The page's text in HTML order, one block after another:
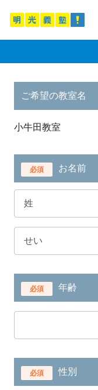
ご希望の教室名
小牛田教室
必須 お名前
必須 年齢
必須 性別